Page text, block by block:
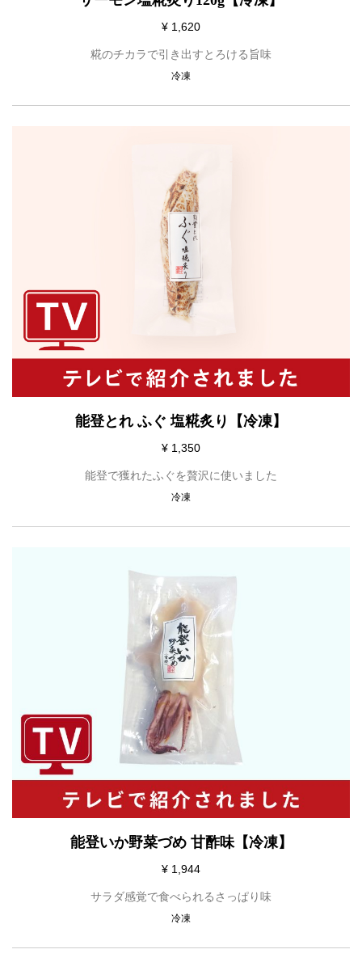
¥ 1,620
糀のチカラで引き出すとろける旨味
冷凍
能登とれ ふぐ 塩糀炙り【冷凍】
¥ 1,350
能登で獲れたふぐを贅沢に使いました
冷凍
能登いか野菜づめ 甘酢味【冷凍】
¥ 1,944
サラダ感覚で食べられるさっぱり味
冷凍